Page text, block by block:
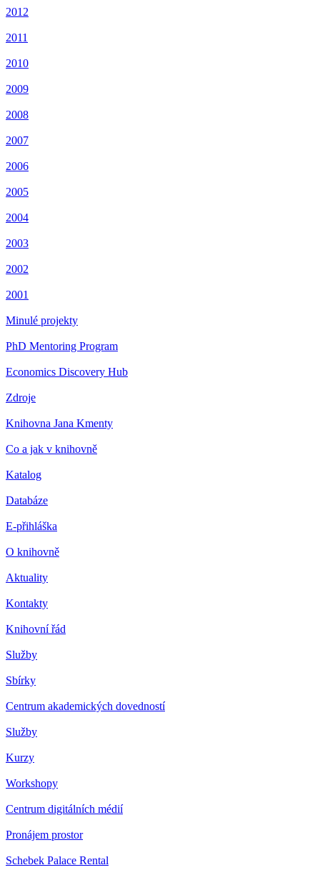
2012
2011
2010
2009
2008
2007
2006
2005
2004
2003
2002
2001
Minulé projekty
PhD Mentoring Program
Economics Discovery Hub
Zdroje
Knihovna Jana Kmenty
Co a jak v knihovně
Katalog
Databáze
E-přihláška
O knihovně
Aktuality
Kontakty
Knihovní řád
Služby
Sbírky
Centrum akademických dovedností
Služby
Kurzy
Workshopy
Centrum digitálních médií
Pronájem prostor
Schebek Palace Rental